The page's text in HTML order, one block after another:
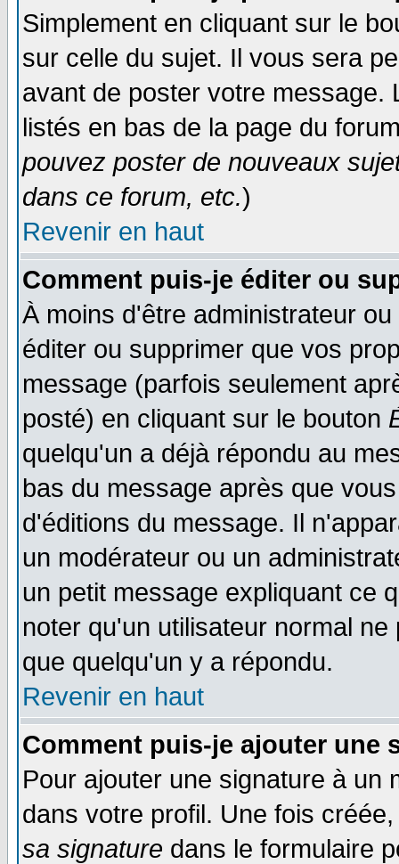
Simplement en cliquant sur le
sur celle du sujet. Il vous sera
avant de poster votre
listés en bas de la page du
pouvez poster de nouveaux
dans ce forum, etc.)
Revenir en haut
Comment puis-je éditer ou
À moins d'être administrateur
éditer ou supprimer que vos
message (parfois seulement
posté) en cliquant sur le bouton
quelqu'un a déjà répondu au
bas du message après que
d'éditions du message. Il
un modérateur ou un
un petit message expliquant ce
noter qu'un utilisateur normal
que quelqu'un y a répondu.
Revenir en haut
Comment puis-je ajouter une
Pour ajouter une signature à un
dans votre profil. Une fois
sa signature dans le formulaire